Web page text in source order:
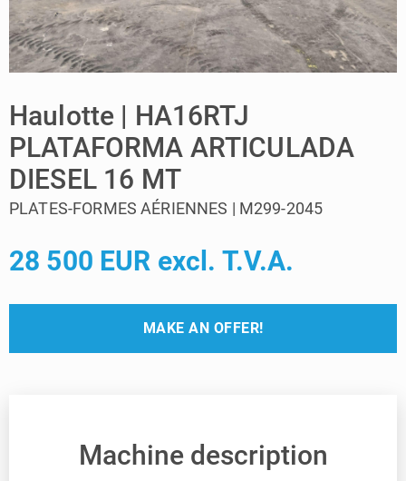
Haulotte | HA16RTJ
PLATAFORMA ARTICULADA
DIESEL 16 MT
PLATES-FORMES AÉRIENNES | M299-2045
28 500 EUR excl. T.V.A.
MAKE AN OFFER!
Machine description